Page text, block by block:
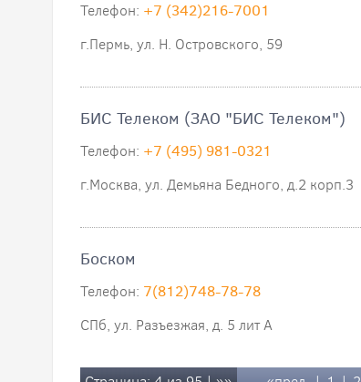
Телефон: +7 (342)216-7001
г.Пермь, ул. Н. Островского, 59
БИС Телеком (ЗАО "БИС Телеком")
Телефон: +7 (495) 981-0321
г.Москва, ул. Демьяна Бедного, д.2 корп.3
Боском
Телефон: 7(812)748-78-78
СПб, ул. Разъезжая, д. 5 лит А